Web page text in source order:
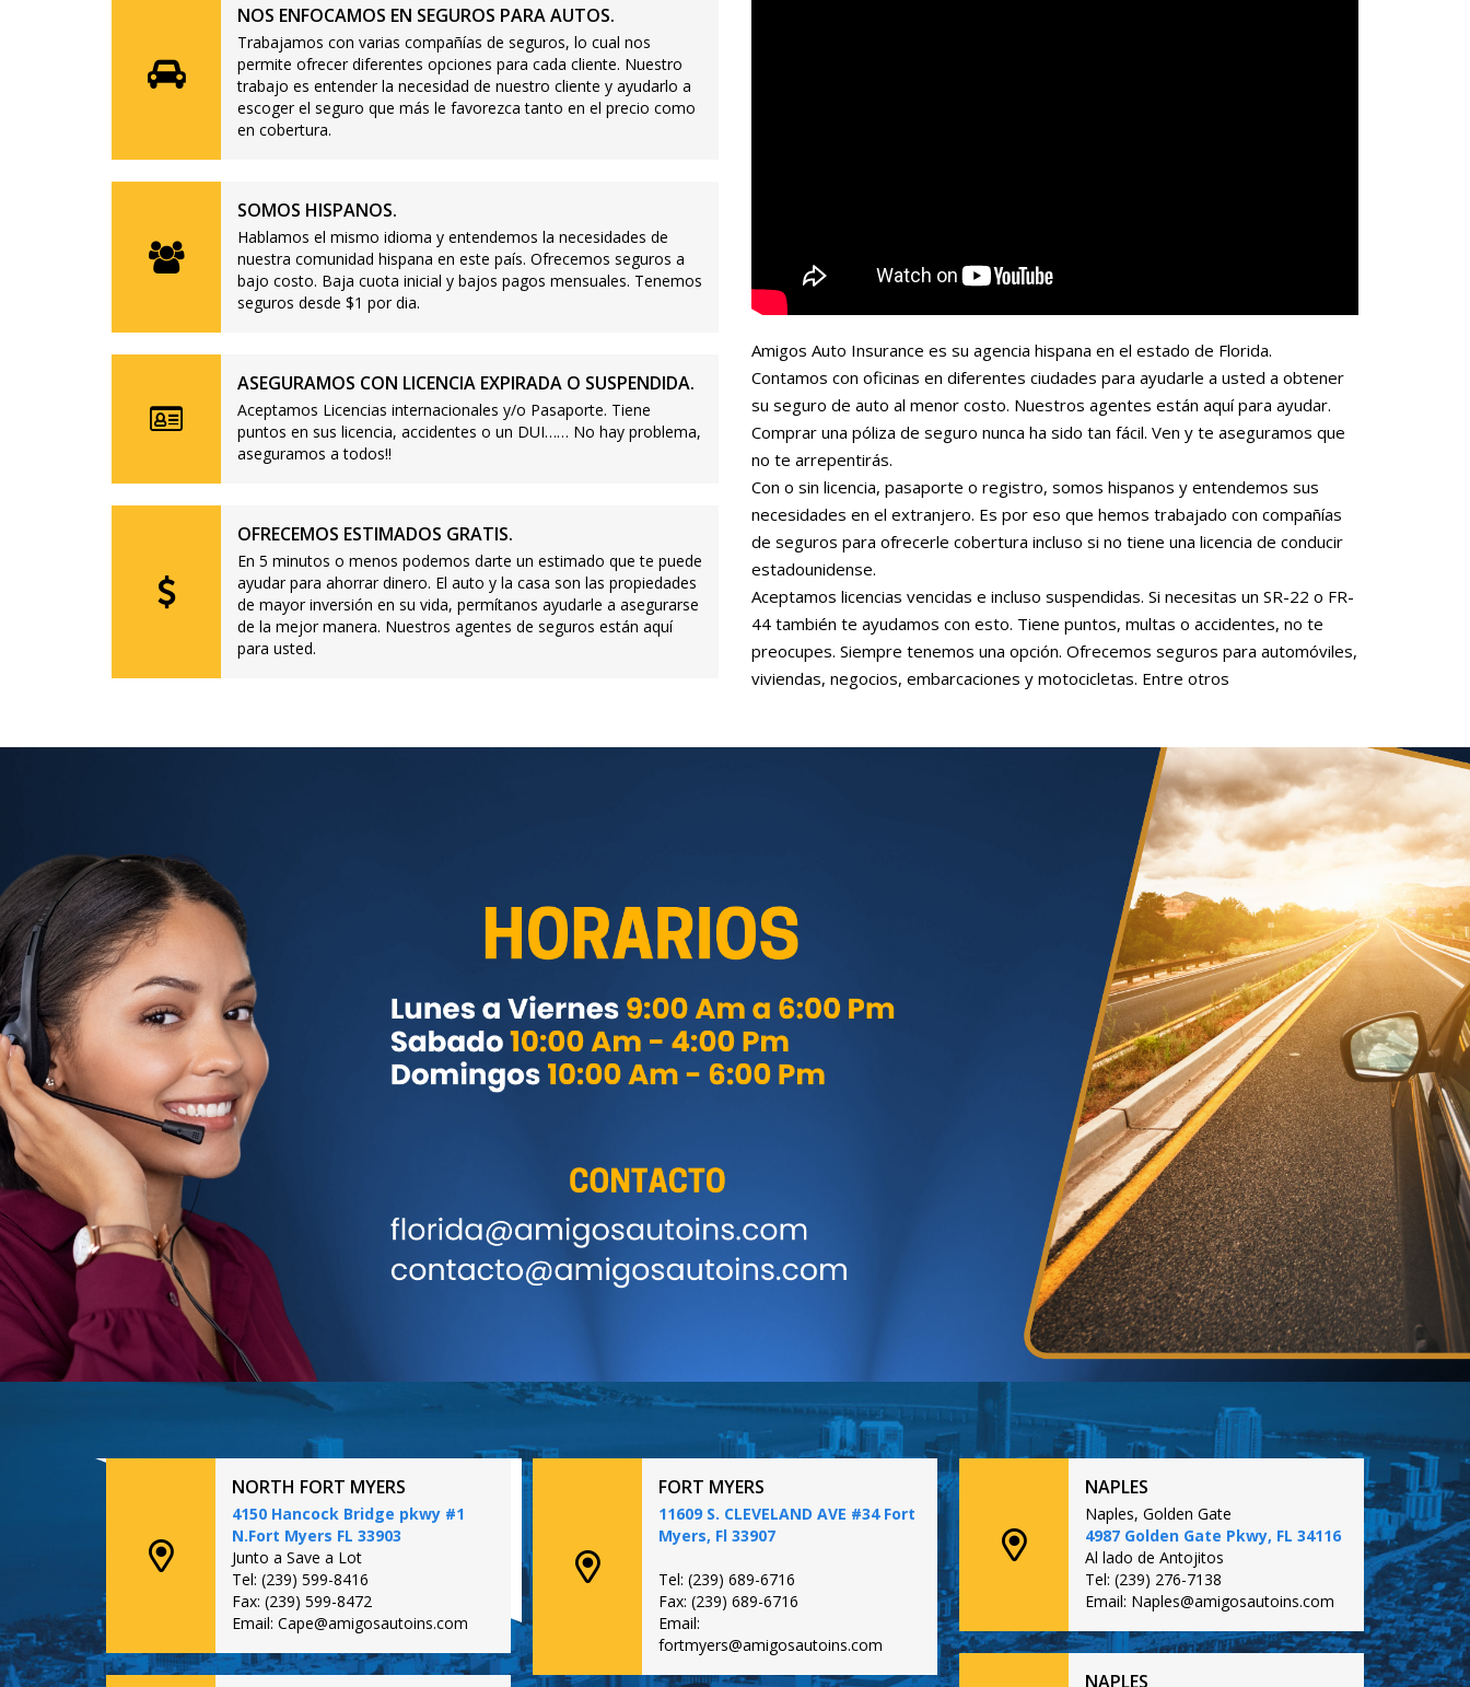
NOS ENFOCAMOS EN SEGUROS PARA AUTOS.
Trabajamos con varias compañías de seguros, lo cual nos
permite ofrecer diferentes opciones para cada cliente. Nuestro
trabajo es entender la necesidad de nuestro cliente y ayudarlo a
escoger el seguro que más le favorezca tanto en el precio como
en cobertura.
SOMOS HISPANOS.
Hablamos el mismo idioma y entendemos la necesidades de
nuestra comunidad hispana en este país. Ofrecemos seguros a
bajo costo. Baja cuota inicial y bajos pagos mensuales. Tenemos
seguros desde $1 por dia.
ASEGURAMOS CON LICENCIA EXPIRADA O SUSPENDIDA.
Aceptamos Licencias internacionales y/o Pasaporte. Tiene
puntos en sus licencia, accidentes o un DUI…… No hay problema,
aseguramos a todos!!
OFRECEMOS ESTIMADOS GRATIS.
En 5 minutos o menos podemos darte un estimado que te puede
ayudar para ahorrar dinero. El auto y la casa son las propiedades
de mayor inversión en su vida, permítanos ayudarle a asegurarse
de la mejor manera. Nuestros agentes de seguros están aquí
para usted.
Amigos Auto Insurance es su agencia hispana en el estado de Florida.
Contamos con oficinas en diferentes ciudades para ayudarle a usted a obtener
su seguro de auto al menor costo. Nuestros agentes están aquí para ayudar.
Comprar una póliza de seguro nunca ha sido tan fácil. Ven y te aseguramos que
no te arrepentirás.
Con o sin licencia, pasaporte o registro, somos hispanos y entendemos sus
necesidades en el extranjero. Es por eso que hemos trabajado con compañías
de seguros para ofrecerle cobertura incluso si no tiene una licencia de conducir
estadounidense.
Aceptamos licencias vencidas e incluso suspendidas. Si necesitas un SR-22 o FR-
44 también te ayudamos con esto. Tiene puntos, multas o accidentes, no te
preocupes. Siempre tenemos una opción. Ofrecemos seguros para automóviles,
viviendas, negocios, embarcaciones y motocicletas. Entre otros
NORTH FORT MYERS
4150 Hancock Bridge pkwy #1
N.Fort Myers FL 33903
Junto a Save a Lot
Tel: (239) 599-8416
Fax: (239) 599-8472
Email: Cape@amigosautoins.com
FORT MYERS
11609 S. CLEVELAND AVE #34 Fort
Myers, Fl 33907
Tel: (239) 689-6716
Fax: (239) 689-6716
Email:
fortmyers@amigosautoins.com
NAPLES
Naples, Golden Gate
4987 Golden Gate Pkwy, FL 34116
Al lado de Antojitos
Tel: (239) 276-7138
Email: Naples@amigosautoins.com
NAPLES